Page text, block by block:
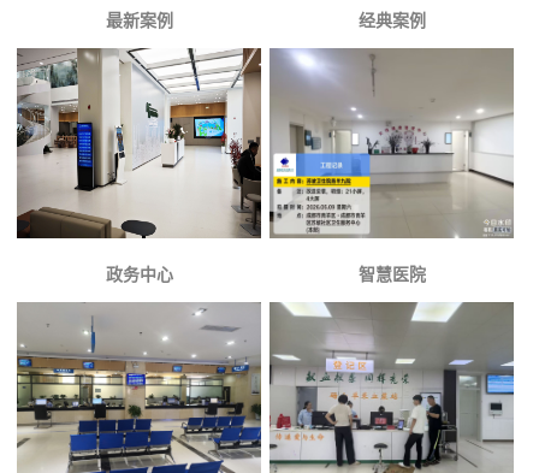
最新案例 经典案例
政务中心 智慧医院